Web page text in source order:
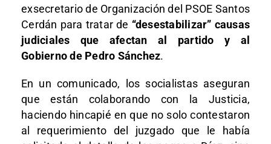
exsecretario de Organización del PSOE Santos
Cerdán para tratar de “desestabilizar” causas
judiciales que afectan al partido y al
Gobierno de Pedro Sánchez.
En un comunicado, los socialistas aseguran
que están colaborando con la Justicia,
haciendo hincapié en que no solo contestaron
al requerimiento del juzgado que le había